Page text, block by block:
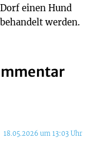
einen Hund
werden.
18.05.2026 um 13:03 Uhr